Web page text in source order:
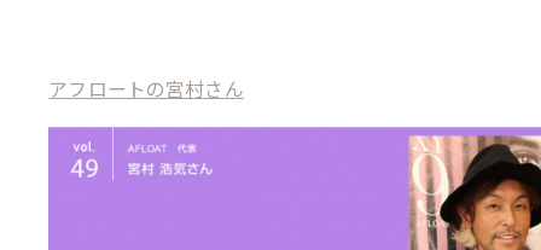
アフロートの宮村さん